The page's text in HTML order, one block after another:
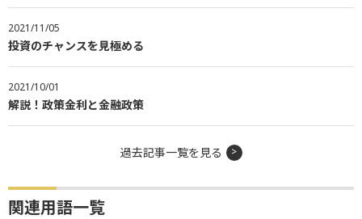
2021/11/05
投資のチャンスを見極める
2021/10/01
解説！政策金利と金融政策
過去記事一覧を見る
関連用語一覧